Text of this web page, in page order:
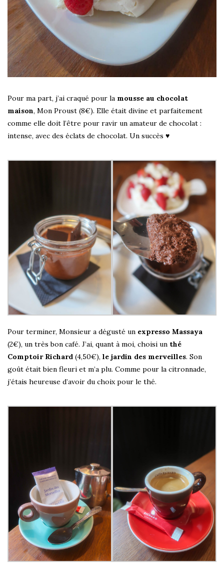
Pour ma part, j’ai craqué pour la mousse au chocolat
maison, Mon Proust (8€). Elle était divine et parfaitement
comme elle doit l’être pour ravir un amateur de chocolat :
intense, avec des éclats de chocolat. Un succès ♥
Pour terminer, Monsieur a dégusté un expresso Massaya
(2€), un très bon café. J’ai, quant à moi, choisi un thé
Comptoir Richard (4,50€), le jardin des merveilles. Son
goût était bien fleuri et m’a plu. Comme pour la citronnade,
j’étais heureuse d’avoir du choix pour le thé.